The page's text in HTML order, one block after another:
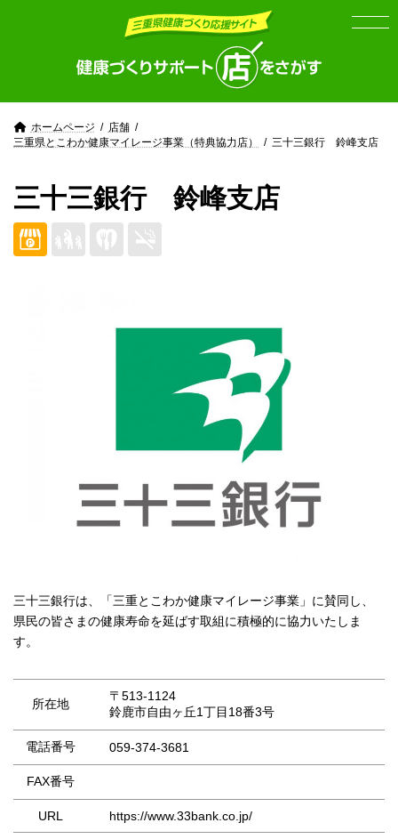
ホームページ
店舗
三重県とこわか健康マイレージ事業（特典協力店）
三十三銀行 鈴峰支店
三十三銀行 鈴峰支店
三十三銀行は、「三重とこわか健康マイレージ事業」に賛同し、
県民の皆さまの健康寿命を延ばす取組に積極的に協力いたしま
す。
所在地
〒513-1124
鈴鹿市自由ヶ丘1丁目18番3号
電話番号 059-374-3681
FAX番号
URL https://www.33bank.co.jp/